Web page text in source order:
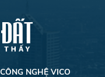
NGHỆ VICO